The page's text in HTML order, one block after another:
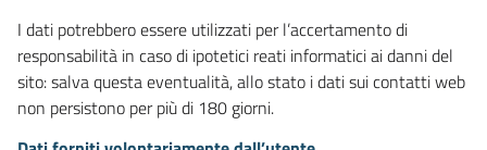
I dati potrebbero essere utilizzati per l’accertamento di
responsabilità in caso di ipotetici reati informatici ai danni del
sito: salva questa eventualità, allo stato i dati sui contatti web
non persistono per più di 180 giorni.